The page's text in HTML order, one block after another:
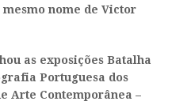
nome de Victor
as exposições Batalha
Portuguesa dos
Arte Contemporânea –